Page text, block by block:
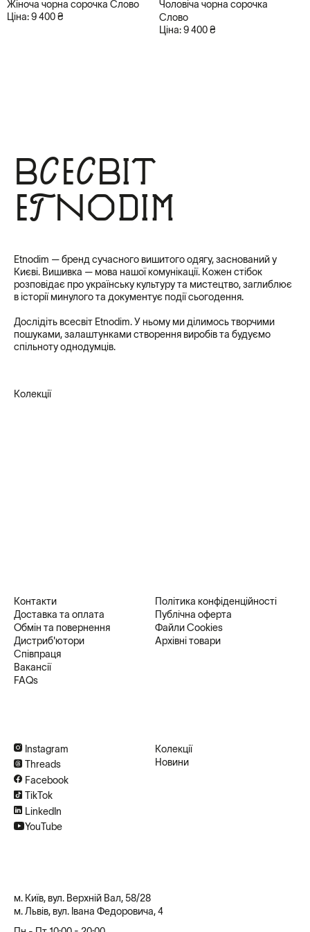
Жіноча чорна сорочка Слово
Ціна: 9 400 ₴
Чоловіча чорна сорочка
Слово
Ціна: 9 400 ₴
Всесвіт
Etnodim
Etnodim — бренд сучасного вишитого одягу, заснований у
Києві. Вишивка — мова нашої комунікації. Кожен стібок
розповідає про українську культуру та мистецтво, заглиблює
в історії минулого та документує події сьогодення.
Дослідіть всесвіт Etnodim. У ньому ми ділимось творчими
пошуками, залаштунками створення виробів та будуємо
спільноту однодумців.
Колекції
Instagram
Threads
Facebook
TikTok
LinkedIn
YouTube
Контакти
Доставка та оплата
Обмін та повернення
Дистриб'ютори
Співпраця
Вакансії
FAQs
Політика конфіденційності
Публічна оферта
Файли Cookies
Архівні товари
Колекції
Новини
м. Київ, вул. Верхній Вал, 58/28
м. Львів, вул. Івана Федоровича, 4